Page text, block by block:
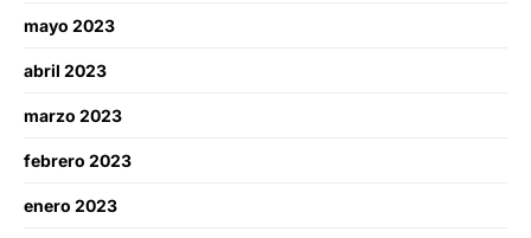
mayo 2023
abril 2023
marzo 2023
febrero 2023
enero 2023